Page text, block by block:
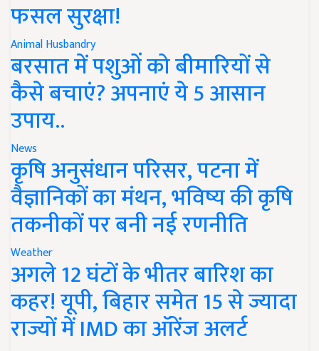
फसल सुरक्षा!
Animal Husbandry
बरसात में पशुओं को बीमारियों से
कैसे बचाएं? अपनाएं ये 5 आसान
उपाय..
News
कृषि अनुसंधान परिसर, पटना में
वैज्ञानिकों का मंथन, भविष्य की कृषि
तकनीकों पर बनी नई रणनीति
Weather
अगले 12 घंटों के भीतर बारिश का
कहर! यूपी, बिहार समेत 15 से ज्यादा
राज्यों में IMD का ऑरेंज अलर्ट